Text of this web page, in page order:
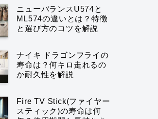
ニューバランスU574と
ML574の違いとは？特徴
と選び方のコツを解説
ナイキ ドラゴンフライの
寿命は？何キロ走れるの
か耐久性を解説
Fire TV Stick(ファイヤー
スティック)の寿命は何